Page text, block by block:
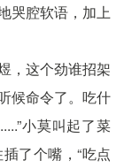
哭腔软语，加上
，这个劲谁招架
候命令了。吃什
小莫叫起了菜
了个嘴，“吃点